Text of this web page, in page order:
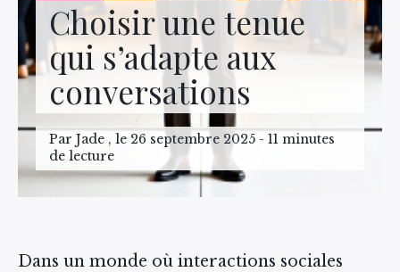
Choisir une tenue
qui s’adapte aux
conversations
Par Jade , le 26 septembre 2025 - 11 minutes
de lecture
Dans un monde où interactions sociales